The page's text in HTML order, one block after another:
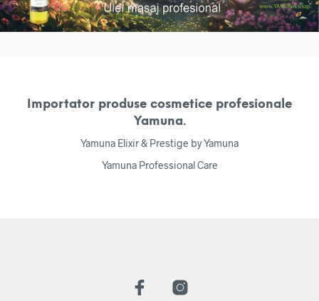
Importator produse cosmetice profesionale
Yamuna.
Yamuna Elixir & Prestige by Yamuna
Yamuna Professional Care